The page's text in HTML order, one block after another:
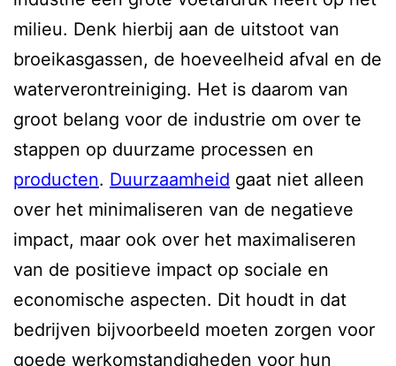
milieu. Denk hierbij aan de uitstoot van
broeikasgassen, de hoeveelheid afval en de
waterverontreiniging. Het is daarom van
groot belang voor de industrie om over te
stappen op duurzame processen en
producten. Duurzaamheid gaat niet alleen
over het minimaliseren van de negatieve
impact, maar ook over het maximaliseren
van de positieve impact op sociale en
economische aspecten. Dit houdt in dat
bedrijven bijvoorbeeld moeten zorgen voor
goede werkomstandigheden voor hun